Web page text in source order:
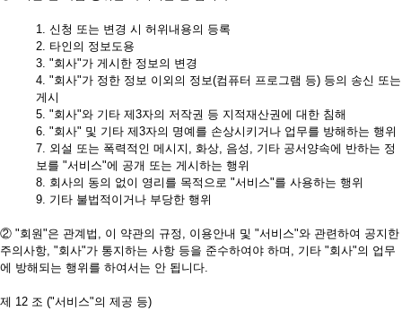
1. 신청 또는 변경 시 허위내용의 등록
2. 타인의 정보도용
3. "회사"가 게시한 정보의 변경
4. "회사"가 정한 정보 이외의 정보(컴퓨터 프로그램 등) 등의 송신 또는
게시
5. "회사"와 기타 제3자의 저작권 등 지적재산권에 대한 침해
6. "회사" 및 기타 제3자의 명예를 손상시키거나 업무를 방해하는 행위
7. 외설 또는 폭력적인 메시지, 화상, 음성, 기타 공서양속에 반하는 정
보를 "서비스"에 공개 또는 게시하는 행위
8. 회사의 동의 없이 영리를 목적으로 "서비스"를 사용하는 행위
9. 기타 불법적이거나 부당한 행위
② "회원"은 관계법, 이 약관의 규정, 이용안내 및 "서비스"와 관련하여 공지한
주의사항, "회사"가 통지하는 사항 등을 준수하여야 하며, 기타 "회사"의 업무
에 방해되는 행위를 하여서는 안 됩니다.
제 12 조 ("서비스"의 제공 등)